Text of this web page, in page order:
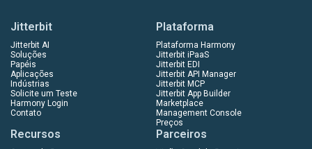
Jitterbit
Jitterbit AI
Soluções
Papéis
Aplicações
Indústrias
Solicite um Teste
Harmony Login
Contato
Plataforma
Plataforma Harmony
Jitterbit iPaaS
Jitterbit EDI
Jitterbit API Manager
Jitterbit MCP
Jitterbit App Builder
Marketplace
Management Console
Preços
Recursos Parceiros